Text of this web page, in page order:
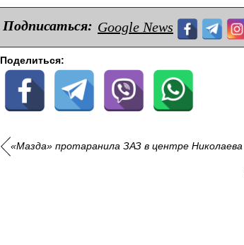
Подписаться: Google News
Поделиться:
«Мазда» протаранила ЗАЗ в центре Николаева